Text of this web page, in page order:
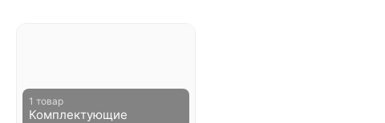
1 товар
Комплектующие